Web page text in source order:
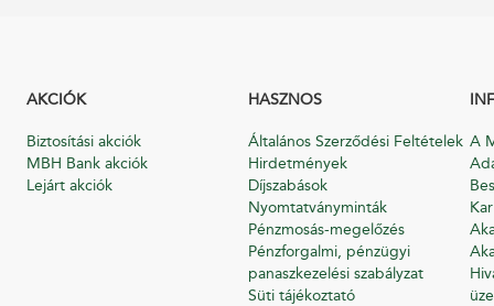
AKCIÓK
Biztosítási akciók
MBH Bank akciók
Lejárt akciók
HASZNOS
Általános Szerződési Feltételek
Hirdetmények
Díjszabások
Nyomtatványminták
Pénzmosás-megelőzés
Pénzforgalmi, pénzügyi
panaszkezelési szabályzat
Süti tájékoztató
A